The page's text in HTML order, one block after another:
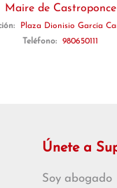
Maire de Castroponce
Plaza Dionisio García
Teléfono:
980650111
Únete a
Soy abogado